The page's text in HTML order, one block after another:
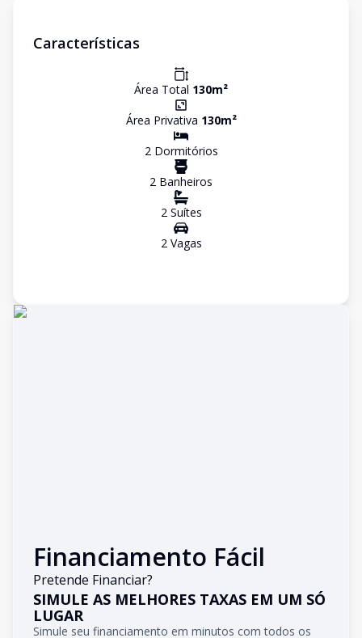
Características
Área Total 130m²
Área Privativa 130m²
2Dormitórios
2 Banheiros
2Suítes
2Vagas
Financiamento Fácil
Pretende Financiar?
SIMULE AS MELHORES TAXAS EM UM SÓ
LUGAR
Simule seu financiamento em minutos com todos os